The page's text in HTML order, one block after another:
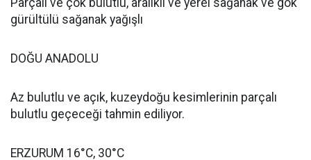
Parçalı ve çok bulutlu, aralıklı ve yerel sağanak ve gök
gürültülü sağanak yağışlı
DOĞU ANADOLU
Az bulutlu ve açık, kuzeydoğu kesimlerinin parçalı
bulutlu geçeceği tahmin ediliyor.
ERZURUM 16°C, 30°C